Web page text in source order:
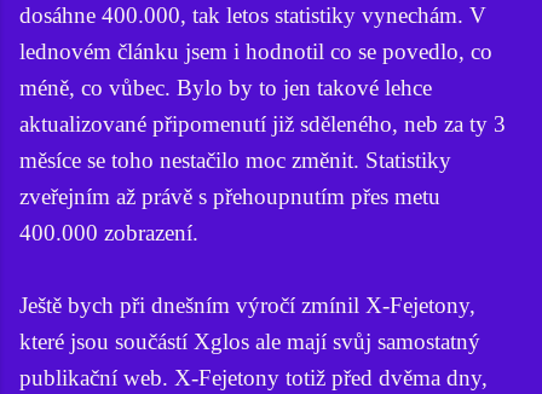
dosáhne 400.000, tak letos statistiky vynechám. V
lednovém článku jsem i hodnotil co se povedlo, co
méně, co vůbec. Bylo by to jen takové lehce
aktualizované připomenutí již sděleného, neb za ty 3
měsíce se toho nestačilo moc změnit. Statistiky
zveřejním až právě s přehoupnutím přes metu
400.000 zobrazení.
Ještě bych při dnešním výročí zmínil X-Fejetony,
které jsou součástí Xglos ale mají svůj samostatný
publikační web. X-Fejetony totiž před dvěma dny,